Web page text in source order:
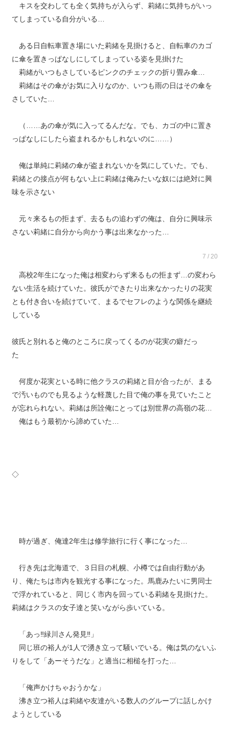
キスを交わしても全く気持ちが入らず、莉緒に気持ちがいっ
てしまっている自分がいる…
ある日自転車置き場にいた莉緒を見掛けると、自転車のカゴ
に傘を置きっぱなしにしてしまっている姿を見掛けた
莉緒がいつもさしているピンクのチェックの折り畳み傘…
莉緒はその傘がお気に入りなのか、いつも雨の日はその傘を
さしていた…
（……あの傘が気に入ってるんだな。でも、カゴの中に置き
っぱなしにしたら盗まれるかもしれないのに……）
俺は単純に莉緒の傘が盗まれないかを気にしていた。でも、
莉緒との接点が何もない上に莉緒は俺みたいな奴には絶対に興
味を示さない
元々来るもの拒まず、去るもの追わずの俺は、自分に興味示
さない莉緒に自分から向かう事は出来なかった…
7 / 20
高校2年生になった俺は相変わらず来るもの拒まず…の変わら
ない生活を続けていた。彼氏ができたり出来なかったりの花実
とも付き合いを続けていて、まるでセフレのような関係を継続
している
彼氏と別れると俺のところに戻ってくるのが花実の癖だっ
た
何度か花実といる時に他クラスの莉緒と目が合ったが、まる
で汚いものでも見るような軽蔑した目で俺の事を見ていたこと
が忘れられない。莉緒は所詮俺にとっては別世界の高嶺の花…
俺はもう最初から諦めていた…
◇
時が過ぎ、俺達2年生は修学旅行に行く事になった…
行き先は北海道で、３日目の札幌、小樽では自由行動があ
り、俺たちは市内を観光する事になった。馬鹿みたいに男同士
で浮かれていると、同じく市内を回っている莉緒を見掛けた。
莉緒はクラスの女子達と笑いながら歩いている。
「あっ‼︎緑川さん発見‼︎」
同じ班の裕人が1人で湧き立って騒いでいる。俺は気のないふ
りをして「あーそうだな」と適当に相槌を打った…
「俺声かけちゃおうかな」
沸き立つ裕人は莉緒や友達がいる数人のグループに話しかけ
ようとしている